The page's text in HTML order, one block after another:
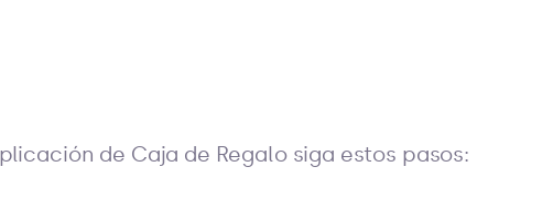
de Caja de Regalo siga estos pasos: